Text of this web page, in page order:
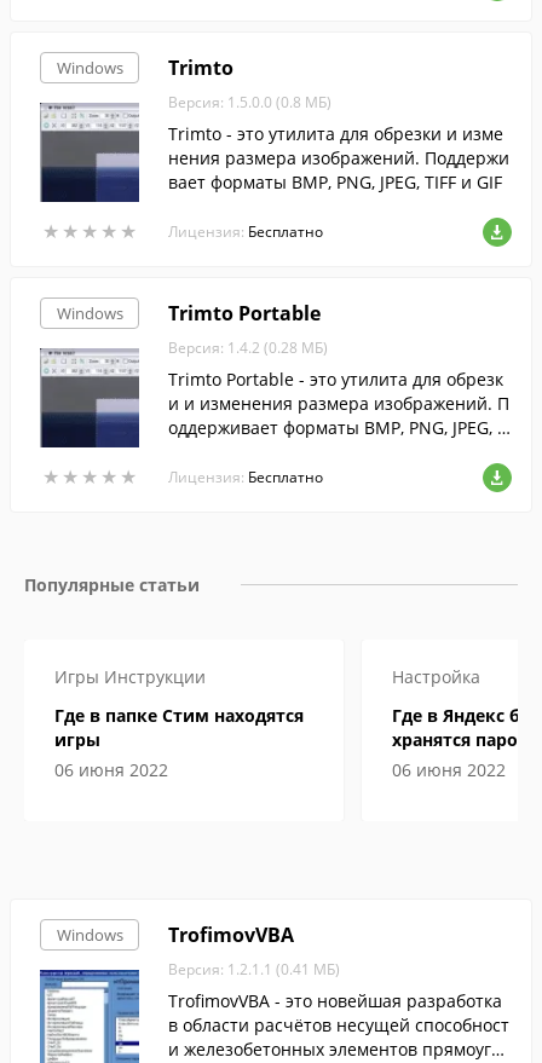
Windows
★ ★ ★ ★ ★
★ ★ ★ ★ ★
Trimto
Версия: 1.5.0.0 (0.8 МБ)
Trimto - это утилита для обрезки и изме
нения размера изображений. Поддержи
вает форматы BMP, PNG, JPEG, TIFF и GIF
Лицензия: Бесплатно
Windows
★ ★ ★ ★ ★
★ ★ ★ ★ ★
Trimto Portable
Версия: 1.4.2 (0.28 МБ)
Trimto Portable - это утилита для обрезк
и и изменения размера изображений. П
оддерживает форматы BMP, PNG, JPEG, TI
Лицензия: Бесплатно
Популярные статьи
Игры Инструкции
Где в папке Стим находятся
игры
06 июня 2022
Настройка
Где в Яндекс
хранятся пароли
06 июня 2022
Windows TrofimovVBA
Версия: 1.2.1.1 (0.41 МБ)
TrofimovVBA - это новейшая разработка
в области расчётов несущей способност
и железобетонных элементов прямоугол